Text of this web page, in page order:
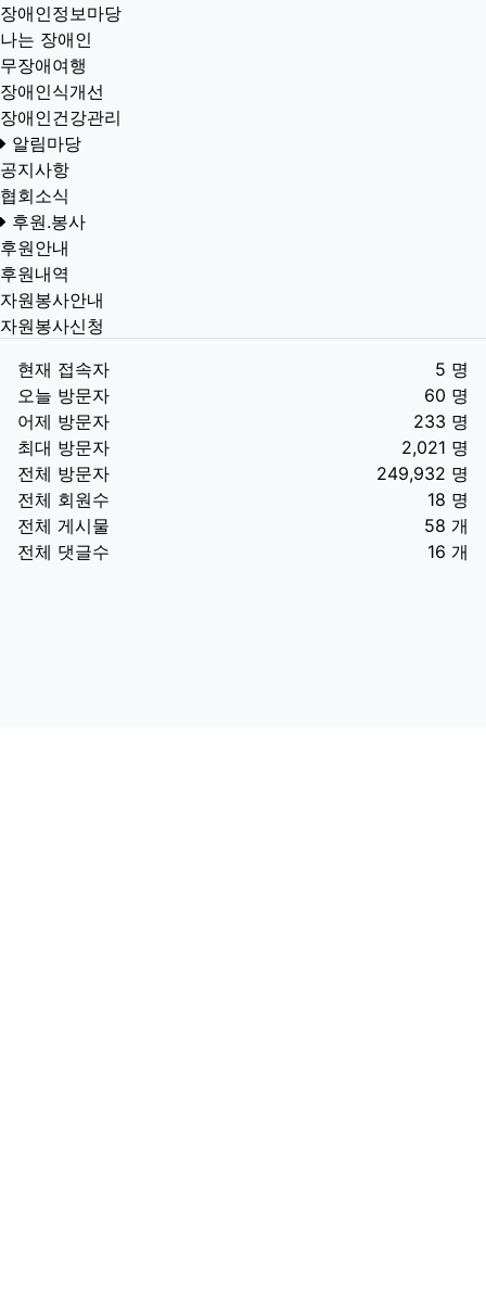
장애인정보마당
나는 장애인
무장애여행
장애인식개선
장애인건강관리
알림마당
공지사항
협회소식
후원.봉사
후원안내
후원내역
자원봉사안내
자원봉사신청
현재 접속자
5 명
오늘 방문자
60 명
어제 방문자
233 명
최대 방문자
2,021 명
전체 방문자
249,932 명
전체 회원수
18 명
전체 게시물
58 개
전체 댓글수
16 개